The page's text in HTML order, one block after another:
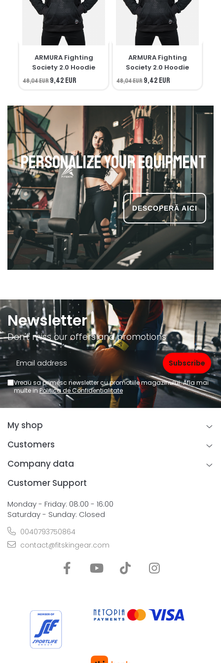
ARMURA Fighting
Society 2.0 Hoodie
48,04 EUR9,42 EUR
ARMURA Fighting
Society 2.0 Hoodie
48,04 EUR9,42 EUR
Personalize your equipment
Newsletter
Don't miss our offers and promotions
Vreau sa primesc newsletter cu promotiile magazinului. Afla mai
multe inPolitica de Confidentialitate
My shop
Customers
Company data
Customer Support
Monday - Friday: 08:00 - 16:00
Saturday - Sunday: Closed
0040793750864
contact@fitskingear.com